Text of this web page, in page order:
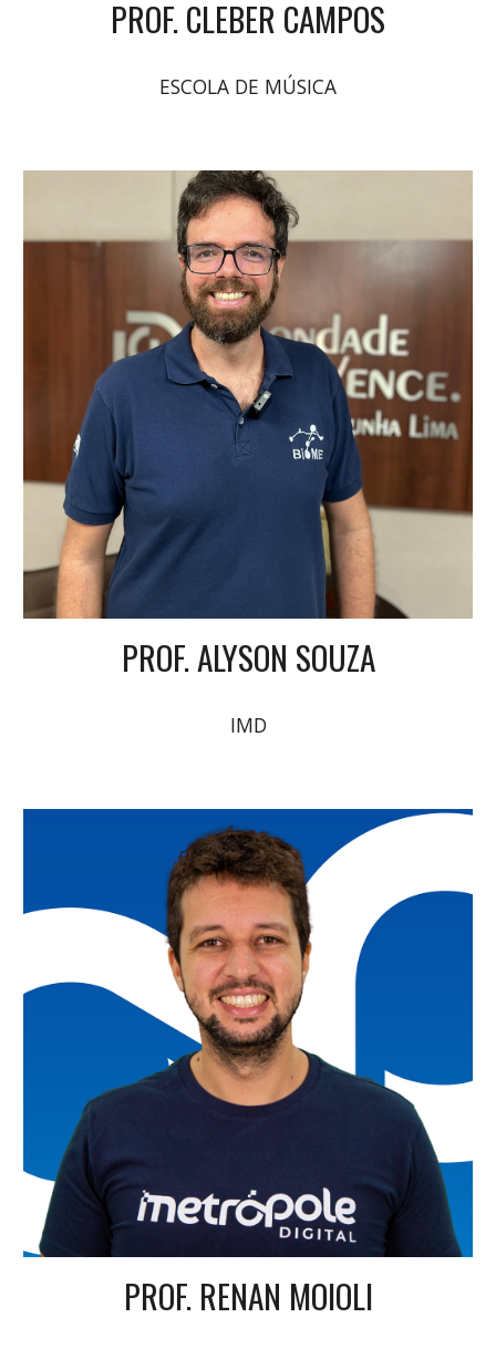
PROF. CLEBER CAMPOS
ESCOLA DE MÚSICA
PROF. ALYSON SOUZA
IMD
PROF. RENAN MOIOLI